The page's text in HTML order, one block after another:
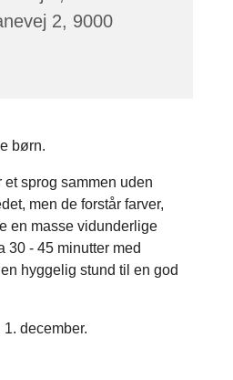
2, 9000
børn.
sprog sammen uden
men de forstår farver,
en masse vidunderlige
30 - 45 minutter med
hyggelig stund til en god
december.